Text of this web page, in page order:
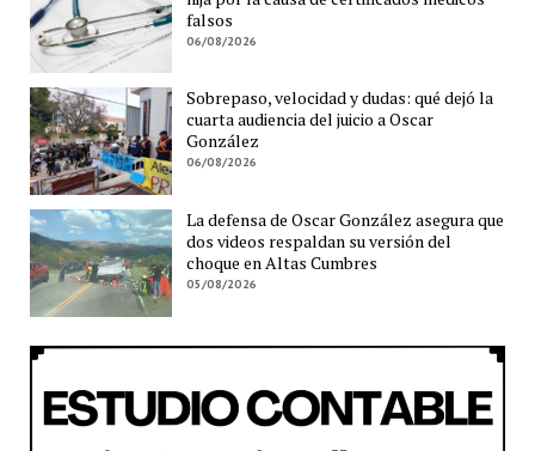
falsos
06/08/2026
Sobrepaso, velocidad y dudas: qué dejó la
cuarta audiencia del juicio a Oscar
González
06/08/2026
La defensa de Oscar González asegura que
dos videos respaldan su versión del
choque en Altas Cumbres
05/08/2026